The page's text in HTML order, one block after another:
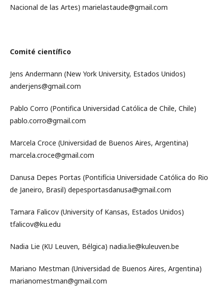
Nacional de las Artes) marielastaude@gmail.com
Comité científico
Jens Andermann (New York University, Estados Unidos)
anderjens@gmail.com
Pablo Corro (Pontifica Universidad Católica de Chile, Chile)
pablo.corro@gmail.com
Marcela Croce (Universidad de Buenos Aires, Argentina)
marcela.croce@gmail.com
Danusa Depes Portas (Pontifícia Universidade Católica do Rio
de Janeiro, Brasil) depesportasdanusa@gmail.com
Tamara Falicov (University of Kansas, Estados Unidos)
tfalicov@ku.edu
Nadia Lie (KU Leuven, Bélgica) nadia.lie@kuleuven.be
Mariano Mestman (Universidad de Buenos Aires, Argentina)
marianomestman@gmail.com